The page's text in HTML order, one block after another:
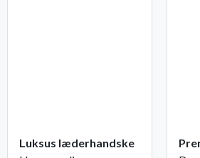
Luksus læderhandske